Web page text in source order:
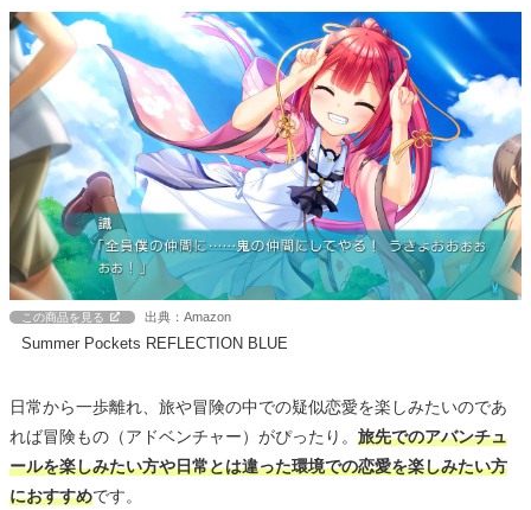
この商品を見る 出典：Amazon
Summer Pockets REFLECTION BLUE
日常から一歩離れ、旅や冒険の中での疑似恋愛を楽しみたいのであ
れば冒険もの（アドベンチャー）がぴったり。 旅先でのアバンチュ
ールを楽しみたい方や日常とは違った環境での恋愛を楽しみたい方
におすすめです。